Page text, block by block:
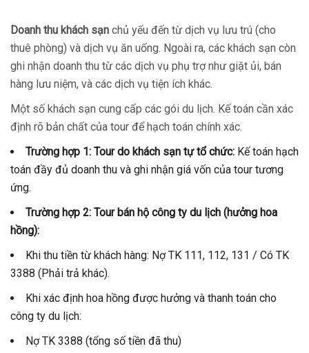
Doanh thu khách sạn chủ yếu đến từ dịch vụ lưu trú (cho
thuê phòng) và dịch vụ ăn uống. Ngoài ra, các khách sạn còn
ghi nhận doanh thu từ các dịch vụ phụ trợ như giặt ủi, bán
hàng lưu niệm, và các dịch vụ tiện ích khác.
Một số khách sạn cung cấp các gói du lịch. Kế toán cần xác
định rõ bản chất của tour để hạch toán chính xác.
Trường hợp 1: Tour do khách sạn tự tổ chức: Kế toán hạch
toán đầy đủ doanh thu và ghi nhận giá vốn của tour tương
ứng.
Trường hợp 2: Tour bán hộ công ty du lịch (hưởng hoa
hồng):
Khi thu tiền từ khách hàng: Nợ TK 111, 112, 131 / Có TK
3388 (Phải trả khác).
Khi xác định hoa hồng được hưởng và thanh toán cho
công ty du lịch:
Nợ TK 3388 (tổng số tiền đã thu)